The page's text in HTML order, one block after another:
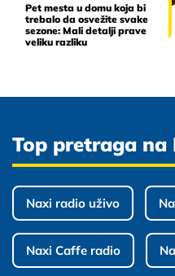
Pet mesta u domu koja bi
trebalo da osvežite svake
sezone: Mali detalji prave
veliku razliku
Top pretraga
Naxi radio uživo
Naxi Caffe radio